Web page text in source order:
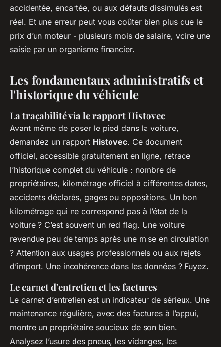
Orion•13/03/2026 10:32 •8 min de lecture
accidentée, encartée, ou aux défauts dissimulés est
réel. Et une erreur peut vous coûter bien plus que le
prix d’un moteur - plusieurs mois de salaire, voire une
saisie par un organisme financier.
Les fondamentaux administratifs et
l'historique du véhicule
La traçabilité via le rapport Histovec
Avant même de poser le pied dans la voiture,
demandez un rapport Histovec. Ce document
officiel, accessible gratuitement en ligne, retrace
l’historique complet du véhicule : nombre de
propriétaires, kilométrage officiel à différentes dates,
accidents déclarés, gages ou oppositions. Un bon
kilométrage qui ne correspond pas à l’état de la
voiture ? C’est souvent un red flag. Une voiture
revendue peu de temps après une mise en circulation
? Attention aux usages professionnels ou aux rejets
d’import. Une incohérence dans les données ? Fuyez.
Le carnet d'entretien et les factures
Le carnet d’entretien est un indicateur de sérieux. Une
maintenance régulière, avec des factures à l’appui,
montre un propriétaire soucieux de son bien.
Analysez l’usure des pneus, les vidanges, les